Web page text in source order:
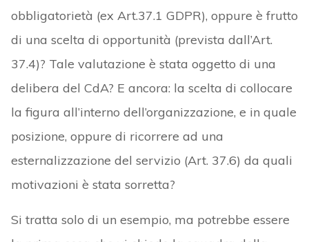
obbligatorietà (ex Art.37.1 GDPR), oppure è frutto
di una scelta di opportunità (prevista dall’Art.
37.4)? Tale valutazione è stata oggetto di una
delibera del CdA? E ancora: la scelta di collocare
la figura all’interno dell’organizzazione, e in quale
posizione, oppure di ricorrere ad una
esternalizzazione del servizio (Art. 37.6) da quali
motivazioni è stata sorretta?
Si tratta solo di un esempio, ma potrebbe essere